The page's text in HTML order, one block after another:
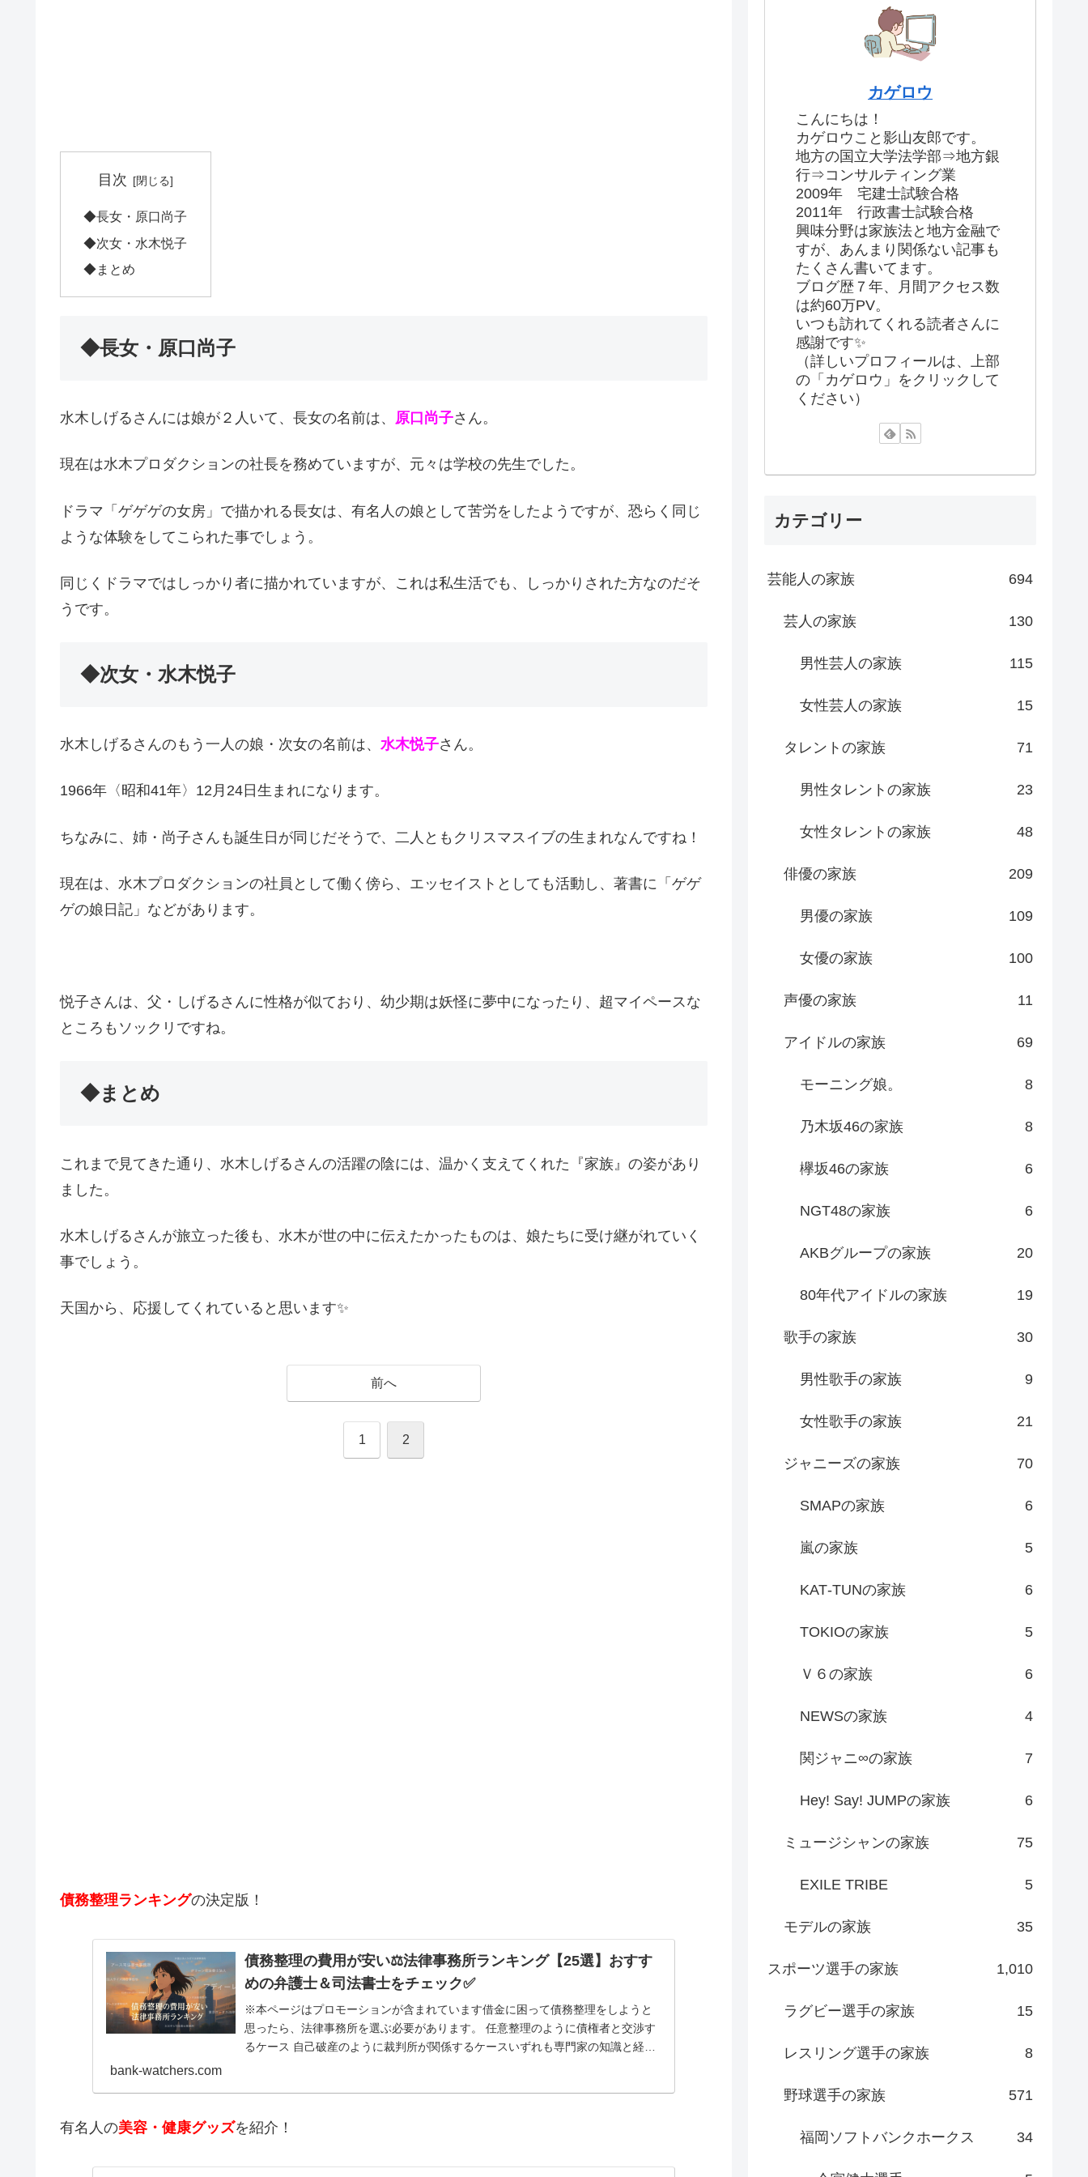
目次
◆長女・原口尚子
◆次女・水木悦子
◆まとめ
◆長女・原口尚子
水木しげるさんには娘が２人いて、長女の名前は、 原口尚子さん。
現在は水木プロダクションの社長を務めていますが、元々は学校の先生でした。
ドラマ「ゲゲゲの女房」で描かれる長女は、有名人の娘として苦労をしたようですが、恐らく同じ
ような体験をしてこられた事でしょう。
同じくドラマではしっかり者に描かれていますが、これは私生活でも、しっかりされた方なのだそ
うです。
◆次女・水木悦子
水木しげるさんのもう一人の娘・次女の名前は、 水木悦子さん。
1966年〈昭和41年〉12月24日生まれになります。
ちなみに、姉・尚子さんも誕生日が同じだそうで、二人ともクリスマスイブの生まれなんですね！
現在は、水木プロダクションの社員として働く傍ら、エッセイストとしても活動し、著書に「ゲゲ
ゲの娘日記」などがあります。
悦子さんは、父・しげるさんに性格が似ており、幼少期は妖怪に夢中になったり、超マイペースな
ところもソックリですね。
◆まとめ
これまで見てきた通り、水木しげるさんの活躍の陰には、温かく支えてくれた『家族』の姿があり
ました。
水木しげるさんが旅立った後も、水木が世の中に伝えたかったものは、娘たちに受け継がれていく
事でしょう。
天国から、応援してくれていると思います✨
前へ
1 2
債務整理ランキングの決定版！
債務整理の費用が安い⚖️法律事務所ランキング【25選】おすす
めの弁護士＆司法書士をチェック✅
※本ページはプロモーションが含まれています借金に困って債務整理をしようと
思ったら、法律事務所を選ぶ必要があります。 任意整理のように債権者と交渉す
るケース 自己破産のように裁判所が関係するケースいずれも専門家の知識と経験
bank-watchers.com
有名人の美容・健康グッズを紹介！
カゲロウ
こんにちは！
カゲロウこと影山友郎です。
地方の国立大学法学部⇒地方銀
行⇒コンサルティング業
2009年 宅建士試験合格
2011年 行政書士試験合格
興味分野は家族法と地方金融で
すが、あんまり関係ない記事も
たくさん書いてます。
ブログ歴７年、月間アクセス数
は約60万PV。
いつも訪れてくれる読者さんに
感謝です✨
（詳しいプロフィールは、上部
の「カゲロウ」をクリックして
ください）
カテゴリー
芸能人の家族 694
芸人の家族 130
男性芸人の家族 115
女性芸人の家族 15
タレントの家族 71
男性タレントの家族 23
女性タレントの家族 48
俳優の家族 209
男優の家族 109
女優の家族 100
声優の家族 11
アイドルの家族 69
モーニング娘。 8
乃木坂46の家族 8
欅坂46の家族 6
NGT48の家族 6
AKBグループの家族 20
80年代アイドルの家族 19
歌手の家族 30
男性歌手の家族 9
女性歌手の家族 21
ジャニーズの家族 70
SMAPの家族 6
嵐の家族 5
KAT‐TUNの家族 6
TOKIOの家族 5
Ｖ６の家族 6
NEWSの家族 4
関ジャニ∞の家族 7
Hey! Say! JUMPの家族 6
ミュージシャンの家族 75
EXILE TRIBE 5
モデルの家族 35
スポーツ選手の家族 1,010
ラグビー選手の家族 15
レスリング選手の家族 8
野球選手の家族 571
福岡ソフトバンクホークス 34